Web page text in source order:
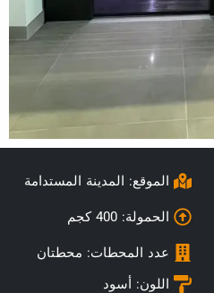
الموقع: المدينة المستدامة
الحمولة: 400 كجم
عدد المحطات: محطتان
اللون: أسود